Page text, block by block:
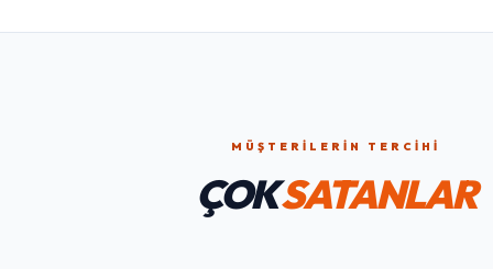
MÜŞTERILERIN TERCIHI
ÇOKSATANLAR